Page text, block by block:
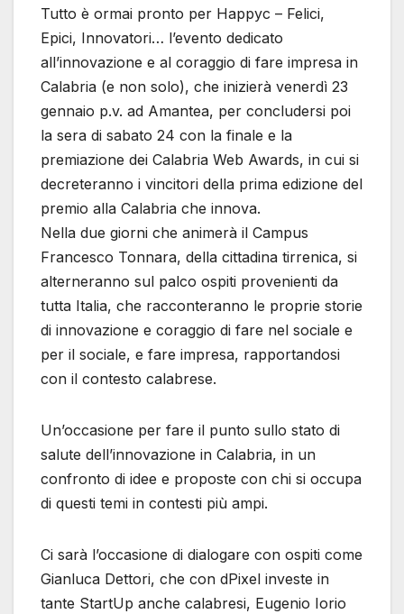
Tutto è ormai pronto per Happyc – Felici,
Epici, Innovatori… l’evento dedicato
all’innovazione e al coraggio di fare impresa in
Calabria (e non solo), che inizierà venerdì 23
gennaio p.v. ad Amantea, per concludersi poi
la sera di sabato 24 con la finale e la
premiazione dei Calabria Web Awards, in cui si
decreteranno i vincitori della prima edizione del
premio alla Calabria che innova.
Nella due giorni che animerà il Campus
Francesco Tonnara, della cittadina tirrenica, si
alterneranno sul palco ospiti provenienti da
tutta Italia, che racconteranno le proprie storie
di innovazione e coraggio di fare nel sociale e
per il sociale, e fare impresa, rapportandosi
con il contesto calabrese.
Un’occasione per fare il punto sullo stato di
salute dell’innovazione in Calabria, in un
confronto di idee e proposte con chi si occupa
di questi temi in contesti più ampi.
Ci sarà l’occasione di dialogare con ospiti come
Gianluca Dettori, che con dPixel investe in
tante StartUp anche calabresi, Eugenio Iorio